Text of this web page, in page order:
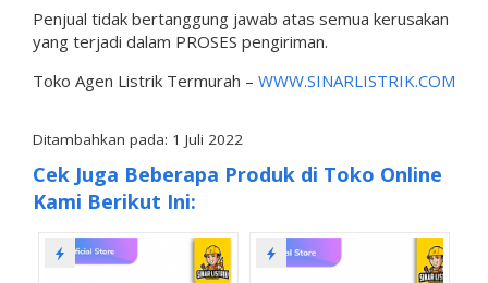
Penjual tidak bertanggung jawab atas semua kerusakan
yang terjadi dalam PROSES pengiriman.
Toko Agen Listrik Termurah – WWW.SINARLISTRIK.COM
Ditambahkan pada: 1 Juli 2022
Cek Juga Beberapa Produk di Toko Online
Kami Berikut Ini: